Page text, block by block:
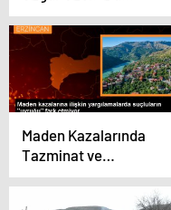
gidişata bir kırmızı ışık
yakılmazsa 1 Nisan’dan
sonrası felakettir’
Maden Kazalarında
Tazminat ve
Kusurluluk Boyutu